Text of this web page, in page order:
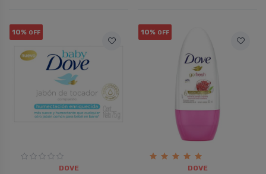
10% OFF
DOVE
10% OFF
DOVE